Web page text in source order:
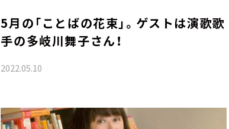
5月の「ことばの花束」。ゲストは演歌歌
手の多岐川舞子さん！
2022.05.10